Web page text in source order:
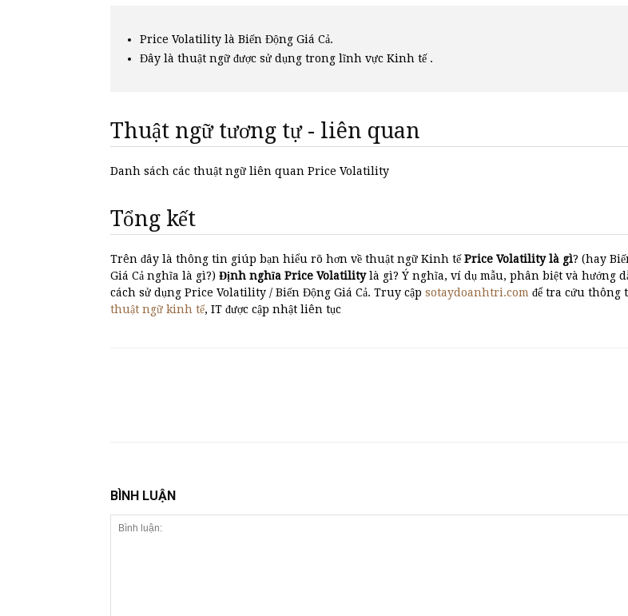
Price Volatility là Biến Động Giá Cả.
Đây là thuật ngữ được sử dụng trong lĩnh vực Kinh tế .
Thuật ngữ tương tự - liên quan
Danh sách các thuật ngữ liên quan Price Volatility
Tổng kết
Trên đây là thông tin giúp bạn hiểu rõ hơn về thuật ngữ Kinh tếPrice Volatility là gì? (hay
Giá Cả nghĩa là gì?) Định nghĩa Price Volatilitylà gì? Ý nghĩa, ví dụ mẫu, phân biệt và hướng
cách sử dụng Price Volatility / Biến Động Giá Cả. Truy cập sotaydoanhtri.com để tra cứu thông
thuật ngữ kinh tế, IT được cập nhật liên tục
BÌNH LUẬN